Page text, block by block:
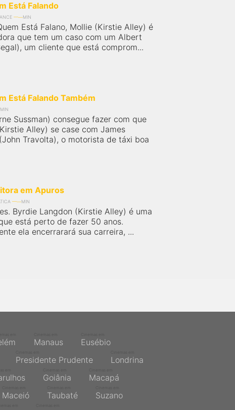
Está Falando
MIN
Está Falano, Mollie (Kirstie Alley) é
que tem um caso com um Albert
um cliente que está comprom...
Está Falando Também
Sussman) consegue fazer com que
Alley) se case com James
Travolta), o motorista de táxi boa
em Apuros
MIN
Byrdie Langdon (Kirstie Alley) é uma
está perto de fazer 50 anos.
ela encerrarará sua carreira, ...
Manaus Eusébio
Presidente Prudente Londrina
Goiânia Macapá
Maceió Taubaté Suzano